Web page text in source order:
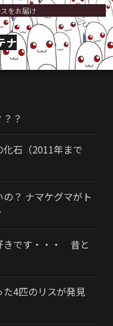
をお届け
ナ
？
石（2011年まで
？ ナマケグマがト
きです・・・ 昔と
4匹のリスが発見